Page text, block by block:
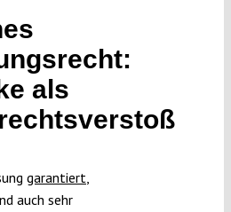
About
Submissions
als
garantiert,
auch sehr